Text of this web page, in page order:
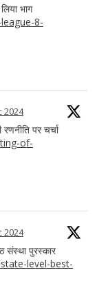
भाग
8-
2024
पर चर्चा
of-
2024
संस्था पुरस्कार
level-best-